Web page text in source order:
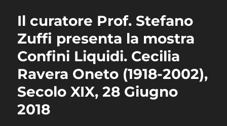
Il curatore Prof. Stefano
Zuffi presenta la mostra
Confini Liquidi. Cecilia
Ravera Oneto (1918-2002),
Secolo XIX, 28 Giugno
2018